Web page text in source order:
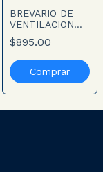
BREVARIO DE
VENTILACION
MECANICA.
Preguntas a la
cabecera del
enfermo. Incluye
Libro Digital
$895.00